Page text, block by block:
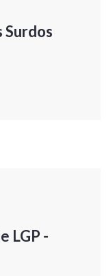
Surdos
LGP -